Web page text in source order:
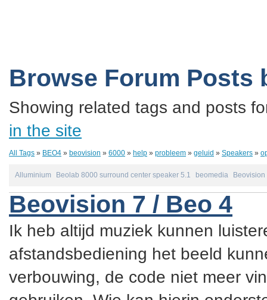
Browse Forum Posts
Showing related tags and posts
in the site
All Tags » BEO4 » beovision » 6000 » help » probleem » geluid » Speakers »
Alluminium Beolab 8000 surround center speaker 5.1 beomedia Beovision
Beovision 7 / Beo 4
Ik heb altijd muziek kunnen
afstandsbediening het beeld
verbouwing, de code niet meer